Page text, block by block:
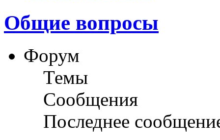
Общие вопросы
Форум
Темы
Сообщения
Последнее